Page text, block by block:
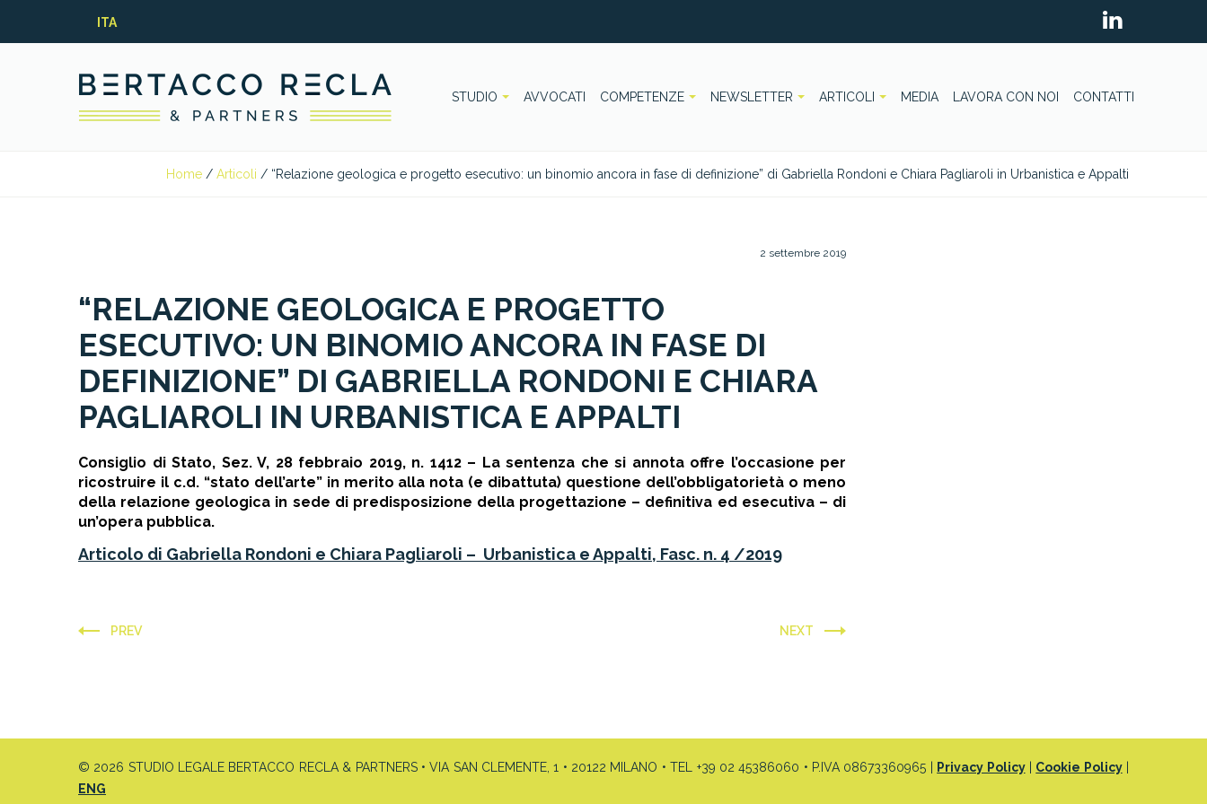
ITA
STUDIO AVVOCATI COMPETENZE NEWSLETTER ARTICOLI MEDIA LAVORA CON NOI CONTATTI
Home / Articoli / “Relazione geologica e progetto esecutivo: un binomio ancora in fase di definizione” di Gabriella Rondoni e Chiara Pagliaroli in Urbanistica e Appalti
2 settembre 2019
“RELAZIONE GEOLOGICA E PROGETTO
ESECUTIVO: UN BINOMIO ANCORA IN FASE DI
DEFINIZIONE” DI GABRIELLA RONDONI E CHIARA
PAGLIAROLI IN URBANISTICA E APPALTI
Consiglio di Stato, Sez. V, 28 febbraio 2019, n. 1412 – La sentenza che si annota offre l’occasione per
ricostruire il c.d. “stato dell’arte” in merito alla nota (e dibattuta) questione dell’obbligatorietà o meno
della relazione geologica in sede di predisposizione della progettazione – definitiva ed esecutiva – di
un’opera pubblica.
Articolo di Gabriella Rondoni e Chiara Pagliaroli – Urbanistica e Appalti, Fasc. n. 4 /2019
PREV NEXT
© 2026 STUDIO LEGALE BERTACCO RECLA & PARTNERS • VIA SAN CLEMENTE, 1 • 20122 MILANO • TEL +39 02 45386060 • P.IVA 08673360965 | Privacy Policy| Cookie Policy|
ENG